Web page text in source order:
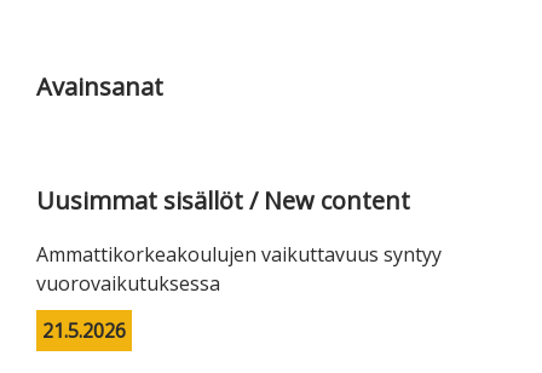
Avainsanat
Uusimmat sisällöt / New content
Ammattikorkeakoulujen vaikuttavuus syntyy
vuorovaikutuksessa
21.5.2026